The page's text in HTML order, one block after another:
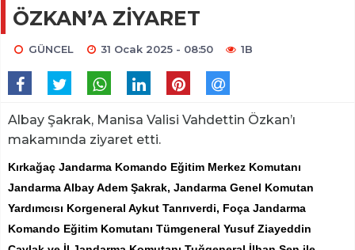
ÖZKAN’A ZİYARET
GÜNCEL 31 Ocak 2025 - 08:50 1B
Albay Şakrak, Manisa Valisi Vahdettin Özkan’ı
makamında ziyaret etti.
Kırkağaç Jandarma Komando Eğitim Merkez Komutanı
Jandarma Albay Adem Şakrak, Jandarma Genel Komutan
Yardımcısı Korgeneral Aykut Tanrıverdi, Foça Jandarma
Komando Eğitim Komutanı Tümgeneral Yusuf Ziayeddin